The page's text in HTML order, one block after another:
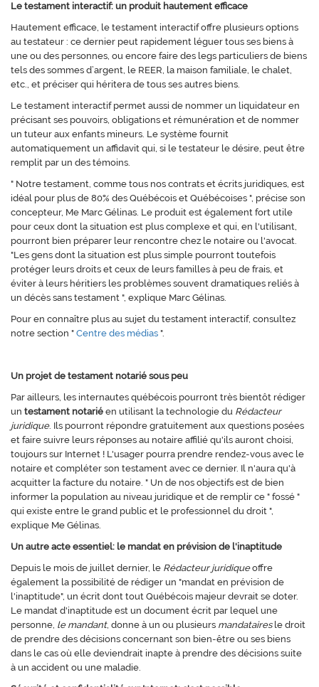
Le testament interactif: un produit hautement efficace
Hautement efficace, le testament interactif offre plusieurs options
au testateur : ce dernier peut rapidement léguer tous ses biens à
une ou des personnes, ou encore faire des legs particuliers de biens
tels des sommes d’argent, le REER, la maison familiale, le chalet,
etc., et préciser qui héritera de tous ses autres biens.
Le testament interactif permet aussi de nommer un liquidateur en
précisant ses pouvoirs, obligations et rémunération et de nommer
un tuteur aux enfants mineurs. Le système fournit
automatiquement un affidavit qui, si le testateur le désire, peut être
remplit par un des témoins.
" Notre testament, comme tous nos contrats et écrits juridiques, est
idéal pour plus de 80% des Québécois et Québécoises ", précise son
concepteur, Me Marc Gélinas. Le produit est également fort utile
pour ceux dont la situation est plus complexe et qui, en l'utilisant,
pourront bien préparer leur rencontre chez le notaire ou l'avocat.
"Les gens dont la situation est plus simple pourront toutefois
protéger leurs droits et ceux de leurs familles à peu de frais, et
éviter à leurs héritiers les problèmes souvent dramatiques reliés à
un décès sans testament ", explique Marc Gélinas.
Pour en connaître plus au sujet du testament interactif, consultez
notre section " Centre des médias ".
Un projet de testament notarié sous peu
Par ailleurs, les internautes québécois pourront très bientôt rédiger
un testament notarié en utilisant la technologie du Rédacteur
juridique. Ils pourront répondre gratuitement aux questions posées
et faire suivre leurs réponses au notaire affilié qu'ils auront choisi,
toujours sur Internet ! L'usager pourra prendre rendez-vous avec le
notaire et compléter son testament avec ce dernier. Il n'aura qu'à
acquitter la facture du notaire. " Un de nos objectifs est de bien
informer la population au niveau juridique et de remplir ce " fossé "
qui existe entre le grand public et le professionnel du droit ",
explique Me Gélinas.
Un autre acte essentiel: le mandat en prévision de l'inaptitude
Depuis le mois de juillet dernier, le Rédacteur juridiqueoffre
également la possibilité de rédiger un "mandat en prévision de
l'inaptitude", un écrit dont tout Québécois majeur devrait se doter.
Le mandat d'inaptitude est un document écrit par lequel une
personne, le mandant, donne à un ou plusieurs mandatairesle droit
de prendre des décisions concernant son bien-être ou ses biens
dans le cas où elle deviendrait inapte à prendre des décisions suite
à un accident ou une maladie.